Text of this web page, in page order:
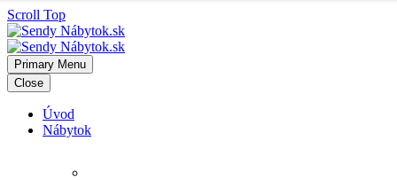
Scroll Top
Primary Menu
Close
Úvod
Nábytok